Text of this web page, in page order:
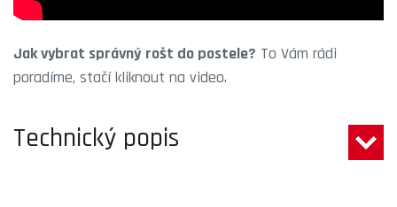
Jak vybrat správný rošt do postele? To Vám rádi
poradíme, stačí kliknout na video.
Technický popis